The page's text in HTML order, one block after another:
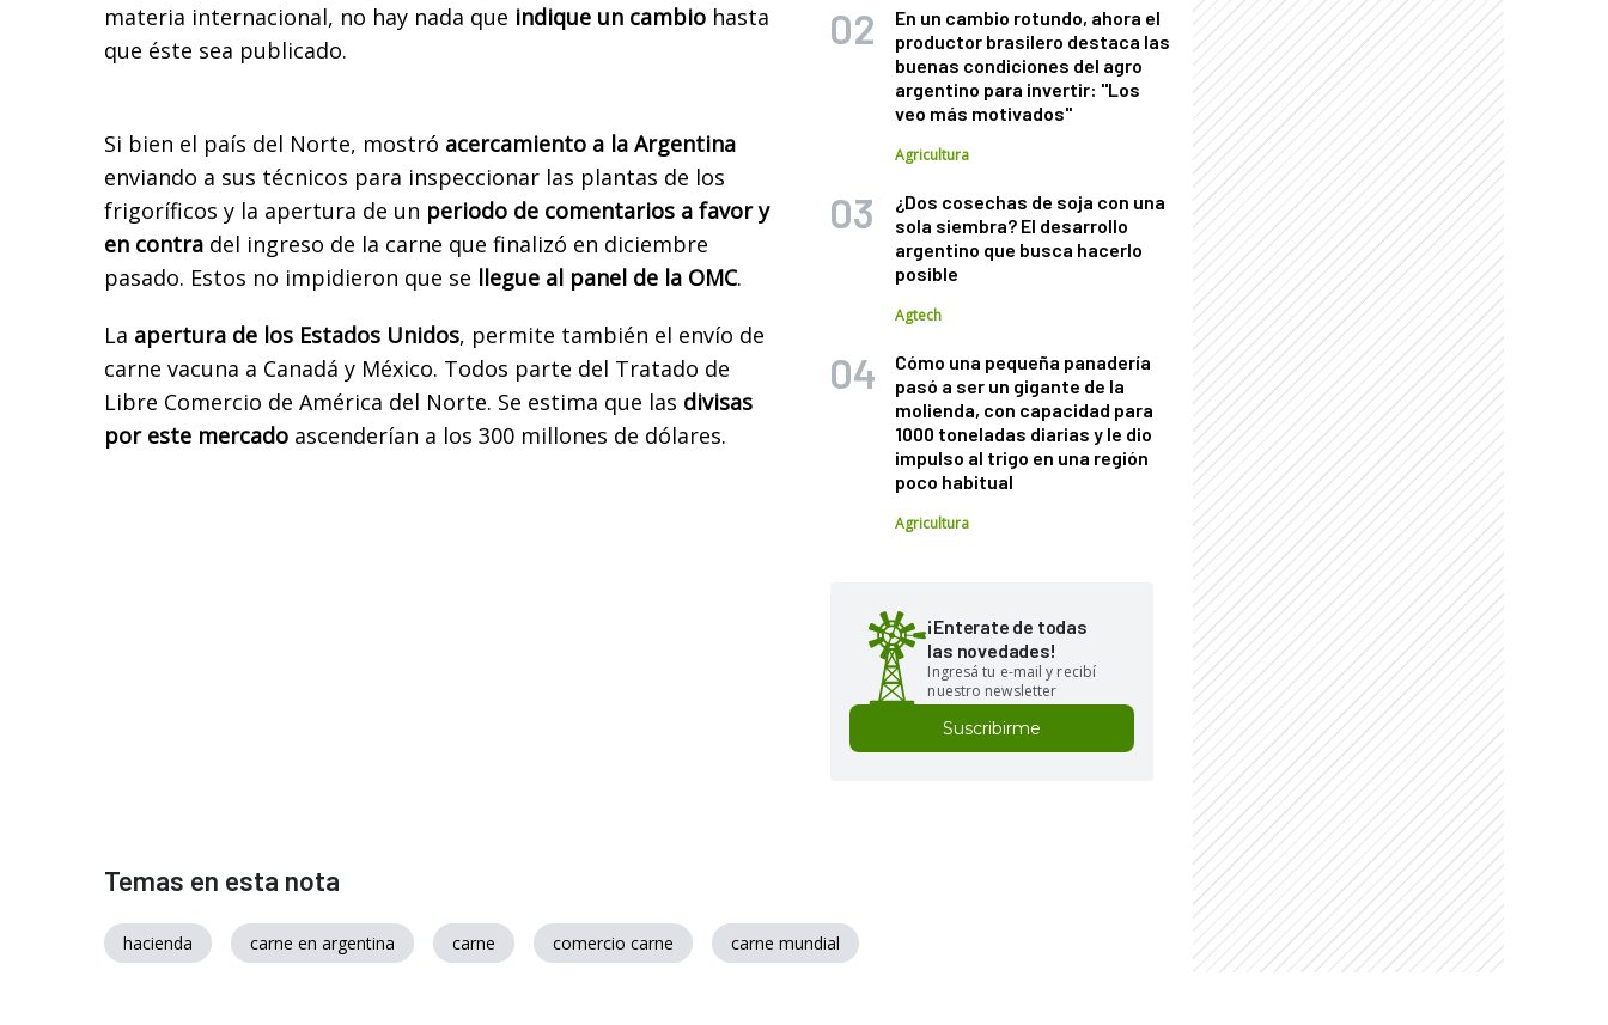
materia internacional, no hay nada que indique un cambio hasta
que éste sea publicado.
Si bien el país del Norte, mostró acercamiento a la Argentina
enviando a sus técnicos para inspeccionar las plantas de los
frigoríficos y la apertura de un periodo de comentarios a favor y
en contra del ingreso de la carne que finalizó en diciembre
pasado. Estos no impidieron que se llegue al panel de la OMC.
La apertura de los Estados Unidos, permite también el envío de
carne vacuna a Canadá y México. Todos parte del Tratado de
Libre Comercio de América del Norte. Se estima que las divisas
por este mercado ascenderían a los 300 millones de dólares.
En un cambio rotundo, ahora el
productor brasilero destaca las
buenas condiciones del agro
argentino para invertir: "Los
veo más motivados"
Agricultura
¿Dos cosechas de soja con una
sola siembra? El desarrollo
argentino que busca hacerlo
posible
Agtech
Cómo una pequeña panadería
pasó a ser un gigante de la
molienda, con capacidad para
1000 toneladas diarias y le dio
impulso al trigo en una región
poco habitual
Agricultura
¡Enterate de todas
las novedades!
Ingresá tu e-mail y recibí
nuestro newsletter
Suscribirme
Temas en esta nota
hacienda carne en argentina carne comercio carne carne mundial